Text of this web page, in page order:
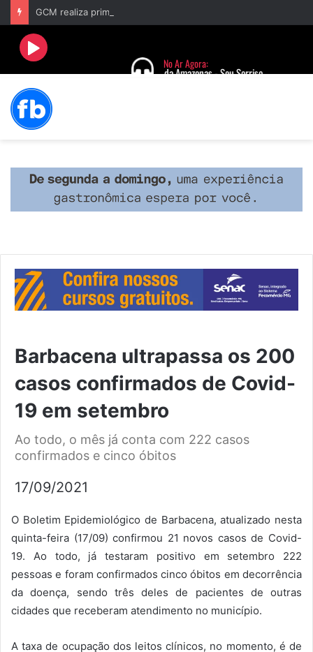
Barbacena ultrapassa os 200
casos confirmados de Covid-
19 em setembro
Ao todo, o mês já conta com 222 casos
confirmados e cinco óbitos
17/09/2021
O Boletim Epidemiológico de Barbacena, atualizado nesta
quinta-feira (17/09) confirmou 21 novos casos de Covid-
19. Ao todo, já testaram positivo em setembro 222
pessoas e foram confirmados cinco óbitos em decorrência
da doença, sendo três deles de pacientes de outras
cidades que receberam atendimento no município.
A taxa de ocupação dos leitos clínicos, no momento, é de